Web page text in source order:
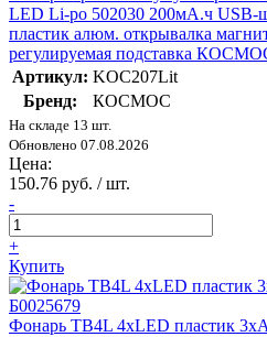
LED Li-po 502030 200мА.ч USB-
пластик алюм. открывалка
регулируемая подставка
Артикул: KOC207Lit
Бренд:
КОСМОС
На складе 13 шт.
Обновлено 07.08.2026
Цена:
150.76 руб. / шт.
-
+
Купить
Фонарь TB4L 4хLED пластик